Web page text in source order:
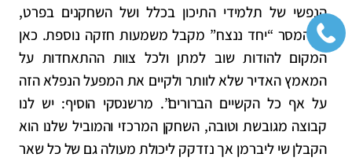
הנפשי של תלמידי התיכון בכלל ושל השחקנים בפרט,
כשהמסר “יחד ננצח” מקבל משמעות חזקה נוספת. כאן
המקום להודות שוב למתן ולכל צוות ההתאחדות על
המאמץ האדיר שלא לוותר ולקיים אתהמפעל הנפלא הזה
על אף כל הקשיים הברורים”. מרשנסקי הוסיף: יש לנו
קבוצה מגובשת וטובה, השחקן המרכזי והמוביל שלנו הוא
הקבלן שי ליברמן אך נזדקק ליכולת מעולה גם של כל שאר